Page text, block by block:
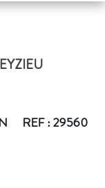
REF : 29560